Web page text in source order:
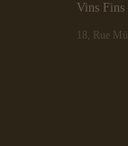
Vins
18, Rue